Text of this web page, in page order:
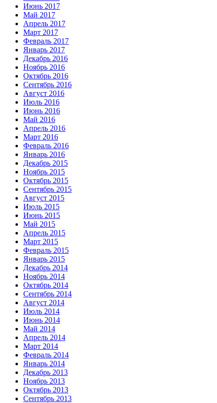
Июнь 2017
Май 2017
Апрель 2017
Март 2017
Февраль 2017
Январь 2017
Декабрь 2016
Ноябрь 2016
Октябрь 2016
Сентябрь 2016
Август 2016
Июль 2016
Июнь 2016
Май 2016
Апрель 2016
Март 2016
Февраль 2016
Январь 2016
Декабрь 2015
Ноябрь 2015
Октябрь 2015
Сентябрь 2015
Август 2015
Июль 2015
Июнь 2015
Май 2015
Апрель 2015
Март 2015
Февраль 2015
Январь 2015
Декабрь 2014
Ноябрь 2014
Октябрь 2014
Сентябрь 2014
Август 2014
Июль 2014
Июнь 2014
Май 2014
Апрель 2014
Март 2014
Февраль 2014
Январь 2014
Декабрь 2013
Ноябрь 2013
Октябрь 2013
Сентябрь 2013